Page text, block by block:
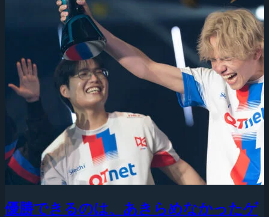
優勝できるのは、あきらめなかったゲ